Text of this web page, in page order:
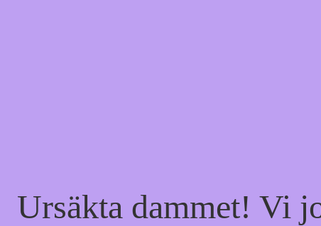
Ursäkta dammet! Vi